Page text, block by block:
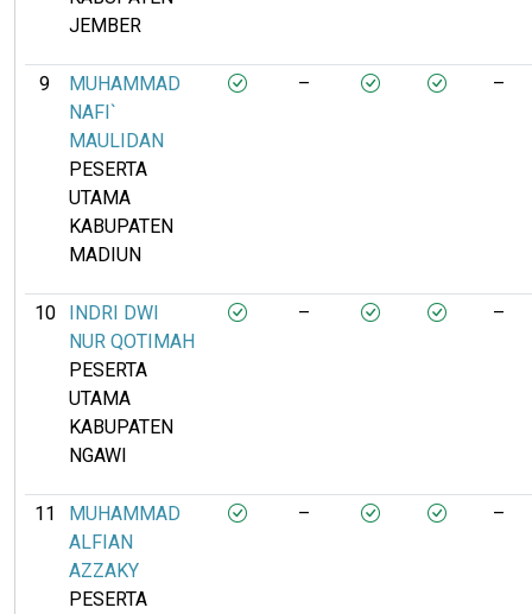
JEMBER
9
MUHAMMAD
NAFI`
MAULIDAN
PESERTA
UTAMA
KABUPATEN
MADIUN
– –
10
INDRI DWI
NUR QOTIMAH
PESERTA
UTAMA
KABUPATEN
NGAWI
– –
11
MUHAMMAD
ALFIAN
AZZAKY
PESERTA
– –